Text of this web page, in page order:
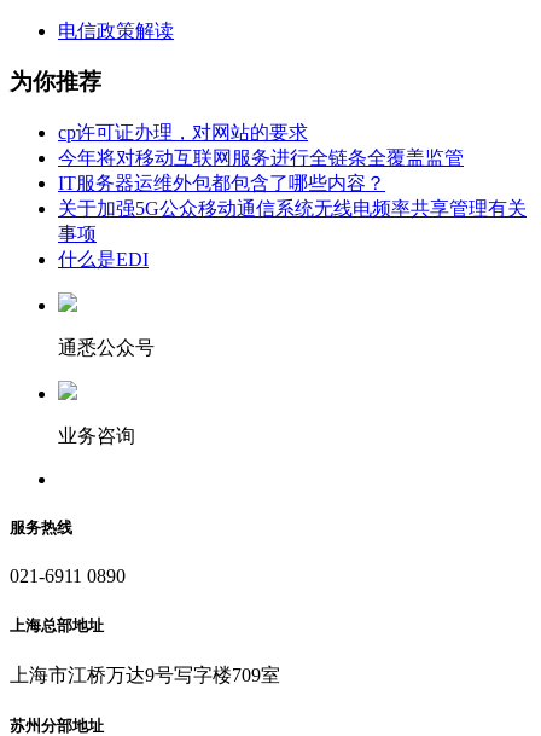
电信政策解读
为你推荐
cp许可证办理，对网站的要求
今年将对移动互联网服务进行全链条全覆盖监管
IT服务器运维外包都包含了哪些内容？
关于加强5G公众移动通信系统无线电频率共享管理有关
事项
什么是EDI
通悉公众号
业务咨询
服务热线
021-6911 0890
上海总部地址
上海市江桥万达9号写字楼709室
苏州分部地址